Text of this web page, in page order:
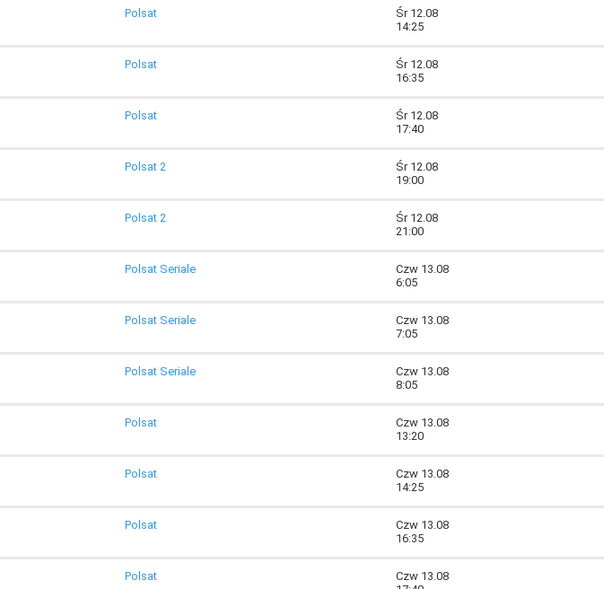
Polsat
Śr 12.08
14:25
Polsat
Śr 12.08
16:35
Polsat
Śr 12.08
17:40
Polsat 2
Śr 12.08
19:00
Polsat 2
Śr 12.08
21:00
Polsat Seriale
Czw 13.08
6:05
Polsat Seriale
Czw 13.08
7:05
Polsat Seriale
Czw 13.08
8:05
Polsat
Czw 13.08
13:20
Polsat
Czw 13.08
14:25
Polsat
Czw 13.08
16:35
Polsat
Czw 13.08